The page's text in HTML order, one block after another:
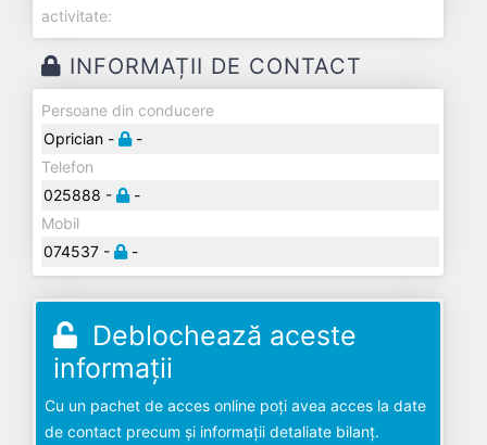
activitate:
INFORMAȚII DE CONTACT
Persoane din conducere
Oprician -
-
Telefon
025888 -
-
Mobil
074537 -
-
Deblochează aceste
informații
Cu un pachet de acces online poți avea acces la date
de contact precum și informații detaliate bilanț.